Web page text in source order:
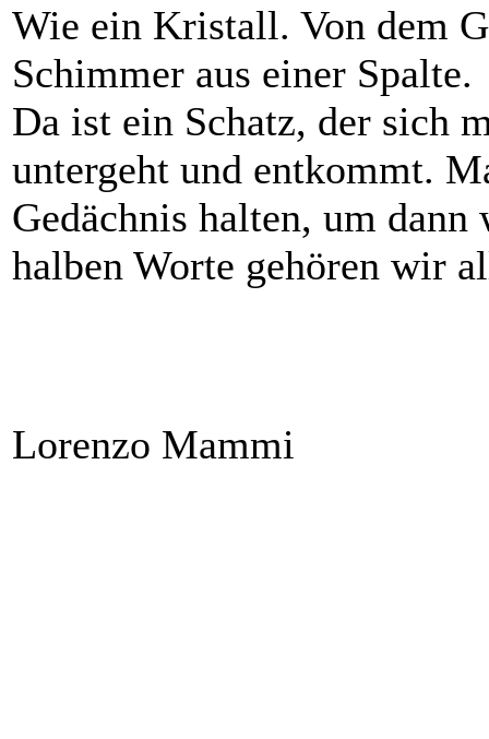
Wie ein Kristall. Von dem
Schimmer aus einer Spalte.
Da ist ein Schatz, der sich
untergeht und entkommt.
Gedächnis halten, um
halben Worte gehören wir
Lorenzo Mammi